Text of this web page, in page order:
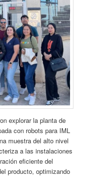
explorar la planta de
con robots para IML
muestra del alto nivel
a las instalaciones
eficiente del
producto, optimizando